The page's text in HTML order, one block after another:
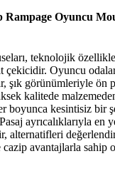
Rampage Oyuncu
teknolojik
çekicidir. Oyuncu
şık görünümleriyle ön
kalitede
boyunca kesintisiz bir
ayrıcalıklarıyla en
alternatifleri
avantajlarla sahip